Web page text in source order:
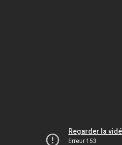
Regarder la
Erreur 153